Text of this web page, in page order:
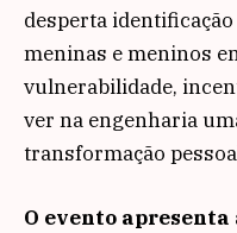
desperta
meninas e meninos
vulnerabilidade,
ver na engenharia
transformação
O evento